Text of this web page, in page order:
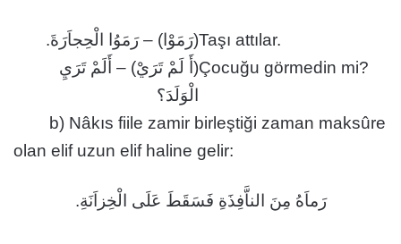
(رَمَوْا) – رَمَوُا الْحِجاَرَةَ.Taşı attılar.
(أَ لَمْ تَرَيْ) – أَلَمْ تَرَيِ
الْوَلَدَ؟
Çocuğu görmedin mi?
b) Nâkıs fiile zamir birleştiği zaman maksûre
olan elif uzun elif haline gelir:
رَماَهُ مِنَ الناَّفِذَةِ فَسَقَطَ عَلَى الْخِزاَنَةِ.